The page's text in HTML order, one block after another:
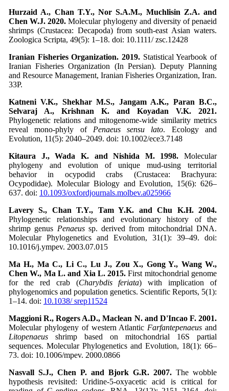
Hurzaid A., Chan T.Y., Nor S.A.M., Muchlisin Z.A. and
Chen W.J. 2020.Molecular phylogeny and diversity of penaeid
shrimps (Crustacea: Decapoda) from south-east Asian waters.
Zoologica Scripta, 49(5): 1–18. doi: 10.1111/ zsc.12428
Iranian Fisheries Organization. 2019. Statistical Yearbook of
Iranian Fisheries Organization (In Persian). Deputy Planning
and Resource Management, Iranian Fisheries Organization, Iran.
33P.
Katneni V.K., Shekhar M.S., Jangam A.K., Paran B.C.,
Selvaraj A., Krishnan K. and Koyadan V.K. 2021.
Phylogenetic relations and mitogenome‐wide similarity metrics
reveal mono-phyly of Penaeus sensu lato. Ecology and
Evolution, 11(5): 2040–2049. doi: 10.1002/ece3.7148
Kitaura J., Wada K. and Nishida M. 1998. Molecular
phylogeny and evolution of unique mud-using territorial
behavior in ocypodid crabs (Crustacea: Brachyura:
Ocypodidae). Molecular Biology and Evolution, 15(6): 626–
637. doi: 10.1093/oxfordjournals.molbev.a025966
Lavery S., Chan T.Y., Tam Y.K. and Chu K.H. 2004.
Phylogenetic relationships and evolutionary history of the
shrimp genus Penaeussp. derived from mitochondrial DNA.
Molecular Phylogenetics and Evolution, 31(1): 39–49. doi:
10.1016/j.ympev. 2003.07.015
Ma H., Ma C., Li C., Lu J., Zou X., Gong Y., Wang W.,
Chen W., Ma L. and Xia L. 2015.First mitochondrial genome
for the red crab (Charybdis feriata) with implication of
phylogenomics and population genetics. Scientific Reports, 5(1):
1–14. doi: 10.1038/ srep11524
Maggioni R., Rogers A.D., Maclean N. and D'Incao F. 2001.
Molecular phylogeny of western Atlantic Farfantepenaeus and
Litopenaeus shrimp based on mitochondrial 16S partial
sequences. Molecular Phylogenetics and Evolution, 18(1): 66–
73. doi: 10.1006/mpev. 2000.0866
Nasvall S.J., Chen P. and Bjork G.R. 2007. The wobble
hypothesis revisited: Uridine-5-oxyacetic acid is critical for